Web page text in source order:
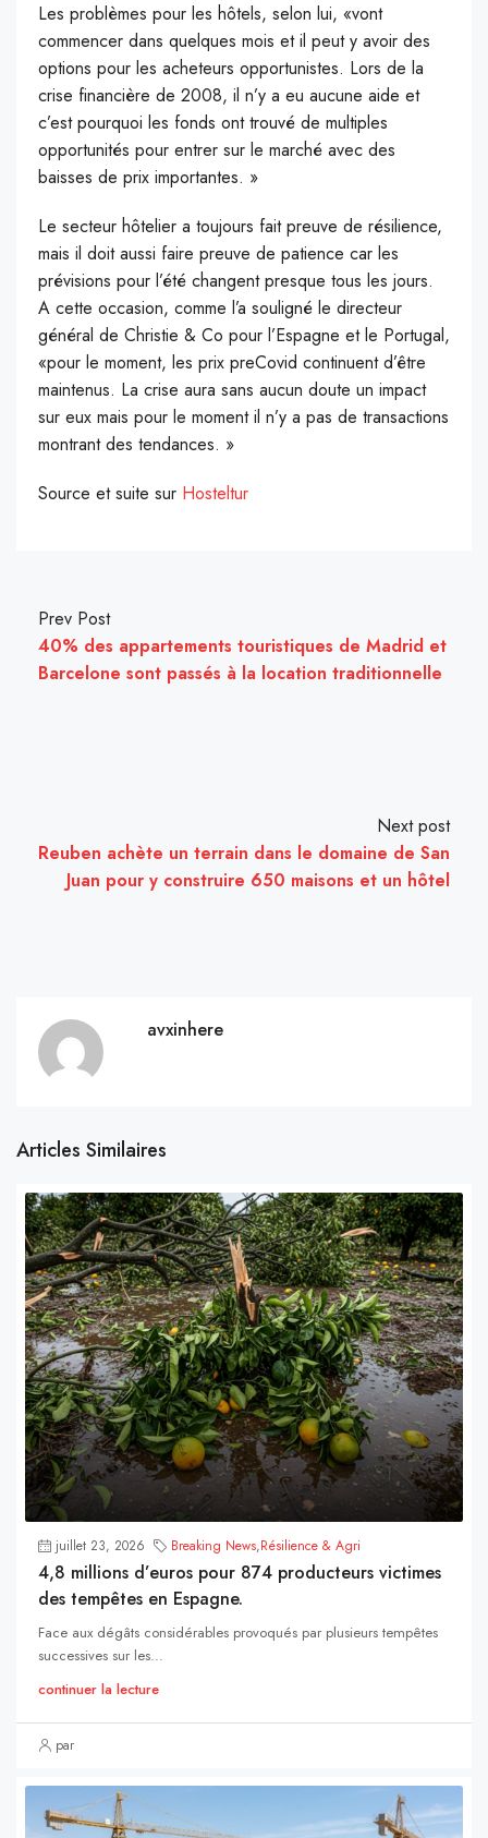
Les problèmes pour les hôtels, selon lui, «vont
commencer dans quelques mois et il peut y avoir des
options pour les acheteurs opportunistes. Lors de la
crise financière de 2008, il n’y a eu aucune aide et
c’est pourquoi les fonds ont trouvé de multiples
opportunités pour entrer sur le marché avec des
baisses de prix importantes. »
Le secteur hôtelier a toujours fait preuve de résilience,
mais il doit aussi faire preuve de patience car les
prévisions pour l’été changent presque tous les jours.
A cette occasion, comme l’a souligné le directeur
général de Christie & Co pour l’Espagne et le Portugal,
«pour le moment, les prix preCovid continuent d’être
maintenus. La crise aura sans aucun doute un impact
sur eux mais pour le moment il n’y a pas de transactions
montrant des tendances. »
Source et suite sur Hosteltur
Prev Post
40% des appartements touristiques de Madrid et
Barcelone sont passés à la location traditionnelle
Next post
Reuben achète un terrain dans le domaine de San
Juan pour y construire 650 maisons et un hôtel
avxinhere
Articles Similaires
juillet 23, 2026 Breaking News,Résilience & Agri
4,8 millions d’euros pour 874 producteurs victimes
des tempêtes en Espagne.
Face aux dégâts considérables provoqués par plusieurs tempêtes
successives sur les...
continuer la lecture
par